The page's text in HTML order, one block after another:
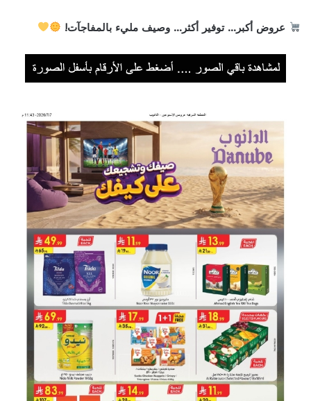
عروض أكبر… توفير أكثر… وصيف مليء بالمفاجآت!